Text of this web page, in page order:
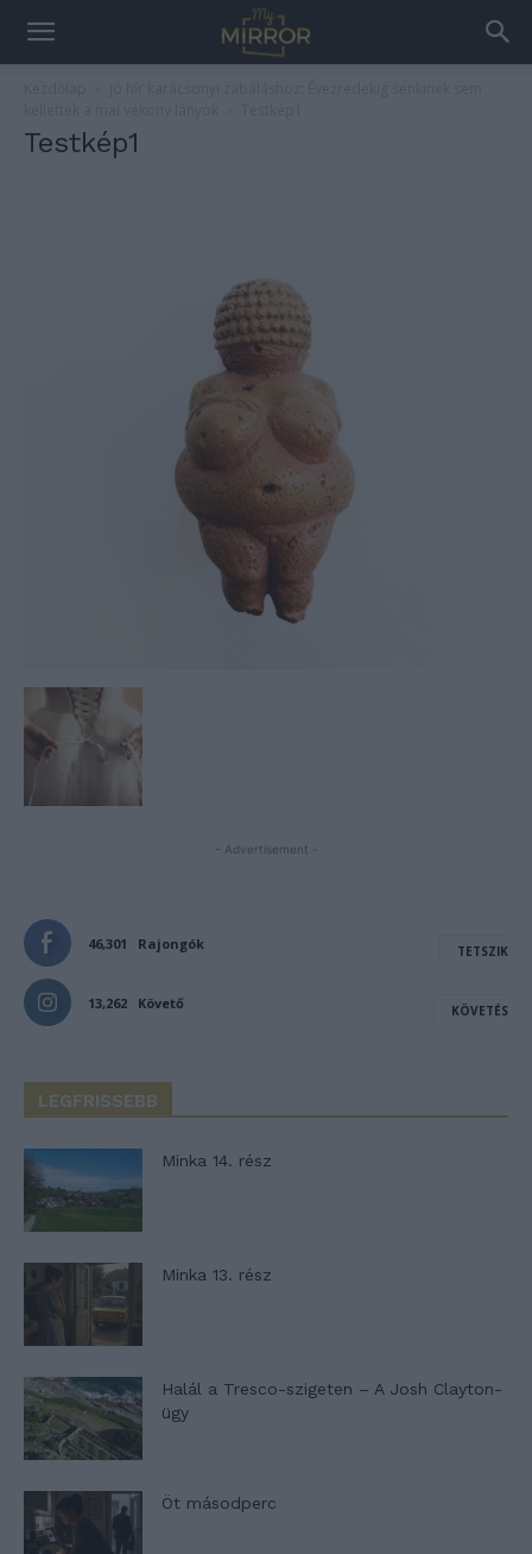
Testkép1
- Advertisement -
46,301 Rajongók TETSZIK
13,262 Követő KÖVETÉS
LEGFRISSEBB
Minka 14. rész
Minka 13. rész
Halál a Tresco-szigeten – A Josh Clayton-
ügy
Öt másodperc